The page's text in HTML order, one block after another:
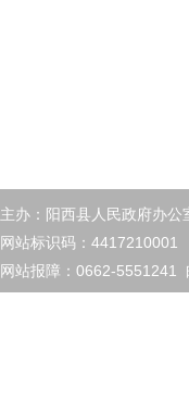
主办：阳西县人民政府办公
网站标识码：4417210001
网站报障：0662-5551241